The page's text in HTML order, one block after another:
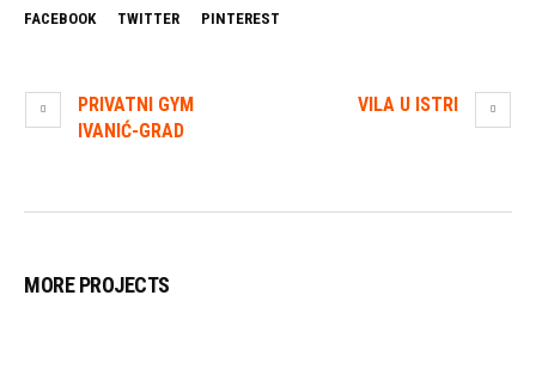
FACEBOOK TWITTER PINTEREST
PRIVATNI GYM
IVANIĆ-GRAD
VILA U ISTRI
MORE PROJECTS